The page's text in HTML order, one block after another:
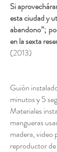
Si
esta ciudad y
abandono”;
en la sexta
(2013)
Guión
minutos y 5
Materiales
mangueras
madera, video
reproductor